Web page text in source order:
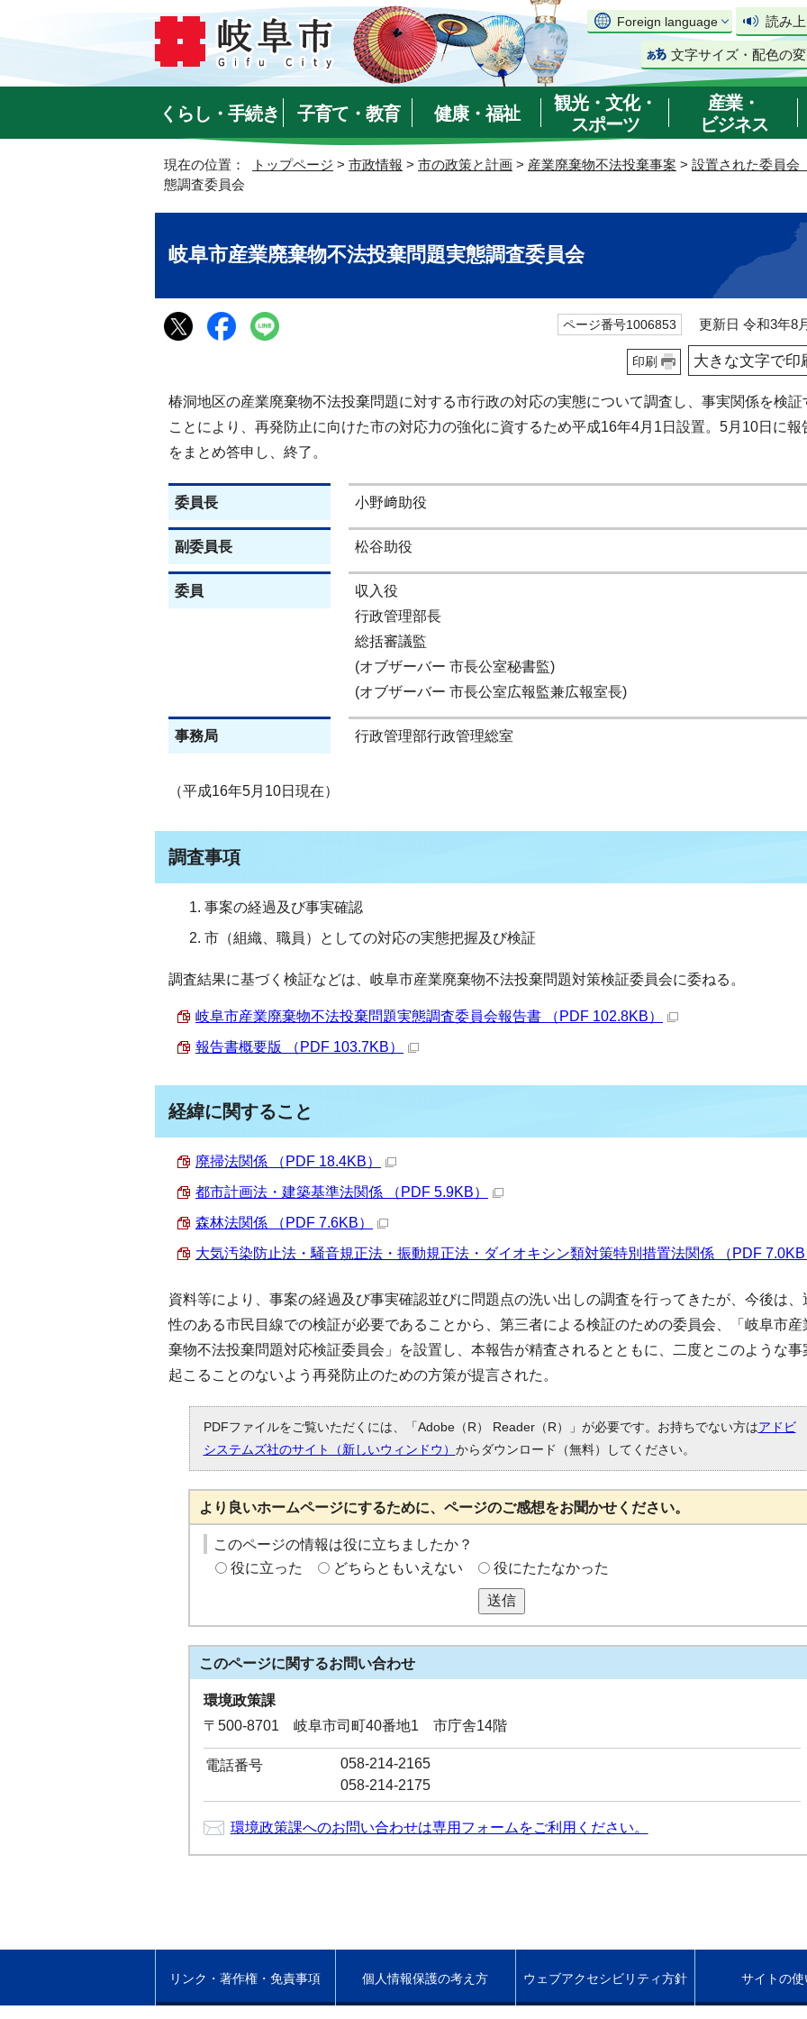
Foreign language 読み
文字サイズ・配色の
くらし・手続き 子育て・教育 健康・福祉
観光・文化・
スポーツ
産業・
ビジネス
現在の位置： トップページ > 市政情報 > 市の政策と計画 > 産業廃棄物不法投棄事案 > 設置された委員
態調査委員会
岐阜市産業廃棄物不法投棄問題実態調査委員会
ページ番号1006853 更新日 令和3年8
印刷 大きな文字で印
椿洞地区の産業廃棄物不法投棄問題に対する市行政の対応の実態について調査し、事実関係を検証
ことにより、再発防止に向けた市の対応力の強化に資するため平成16年4月1日設置。5月10日に報
をまとめ答申し、終了。
委員長 小野﨑助役
副委員長 松谷助役
委員
収入役
行政管理部長
総括審議監
(オブザーバー 市長公室秘書監)
(オブザーバー 市長公室広報監兼広報室長)
事務局 行政管理部行政管理総室
（平成16年5月10日現在）
調査事項
事案の経過及び事実確認
市（組織、職員）としての対応の実態把握及び検証
調査結果に基づく検証などは、岐阜市産業廃棄物不法投棄問題対策検証委員会に委ねる。
岐阜市産業廃棄物不法投棄問題実態調査委員会報告書 （PDF 102.8KB）
報告書概要版 （PDF 103.7KB）
経緯に関すること
廃掃法関係 （PDF 18.4KB）
都市計画法・建築基準法関係 （PDF 5.9KB）
森林法関係 （PDF 7.6KB）
大気汚染防止法・騒音規正法・振動規正法・ダイオキシン類対策特別措置法関係 （PDF 7.0KB
資料等により、事案の経過及び事実確認並びに問題点の洗い出しの調査を行ってきたが、今後は、
性のある市民目線での検証が必要であることから、第三者による検証のための委員会、「岐阜市産
棄物不法投棄問題対応検証委員会」を設置し、本報告が精査されるとともに、二度とこのような事
起こることのないよう再発防止のための方策が提言された。
PDFファイルをご覧いただくには、「Adobe（R） Reader（R）」が必要です。お持ちでない方はアドビ
システムズ社のサイト（新しいウィンドウ） からダウンロード（無料）してください。
より良いホームページにするために、ページのご感想をお聞かせください。
このページの情報は役に立ちましたか？
役に立った
どちらともいえない 役にたたなかった
送信
このページに関するお問い合わせ
環境政策課
〒500-8701 岐阜市司町40番地1 市庁舎14階
電話番号
058-214-2165
058-214-2175
環境政策課へのお問い合わせは専用フォームをご利用ください。
リンク・著作権・免責事項 個人情報保護の考え方 ウェブアクセシビリティ方針 サイトの使